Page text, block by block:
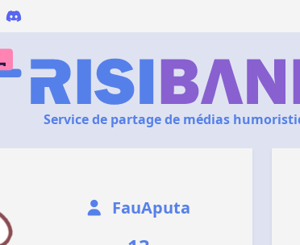
Service de partage de médias
FauAputa